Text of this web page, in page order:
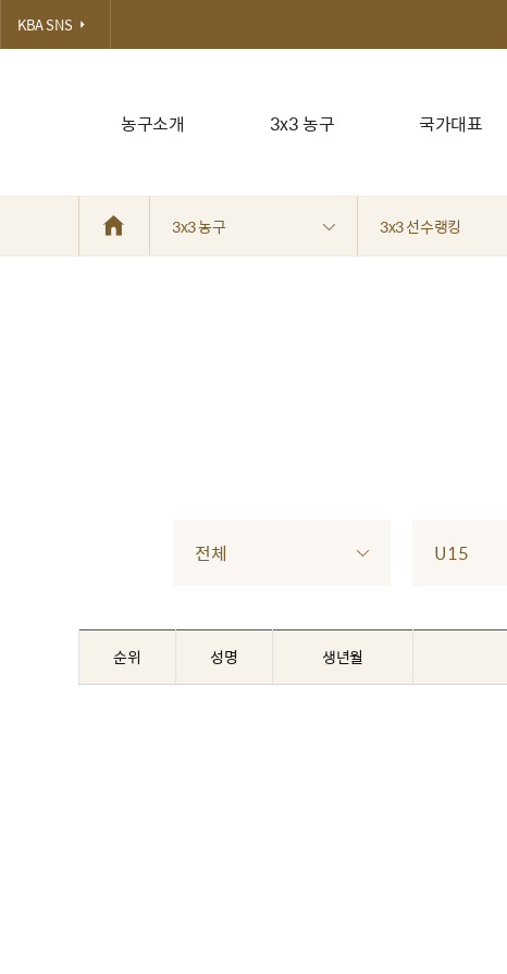
농구소개 3x3 농구 국가대표
KBA SNS
3x3 농구 3x3 선수랭킹
전체 U15
순위 성명 생년월